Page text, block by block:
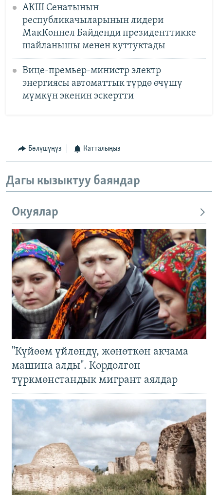
АКШ Сенатынын
республикачыларынын лидери
МакКоннел Байденди президенттикке
шайланышы менен куттуктады
Вице-премьер-министр электр
энергиясы автоматтык түрдө өчүшү
мүмкүн экенин эскертти
Бөлүшүңүз Катталыңыз
Дагы кызыктуу баяндар
Окуялар
"Күйөөм үйлөндү, жөнөткөн акчама
машина алды". Кордолгон
түркмөнстандык мигрант аялдар